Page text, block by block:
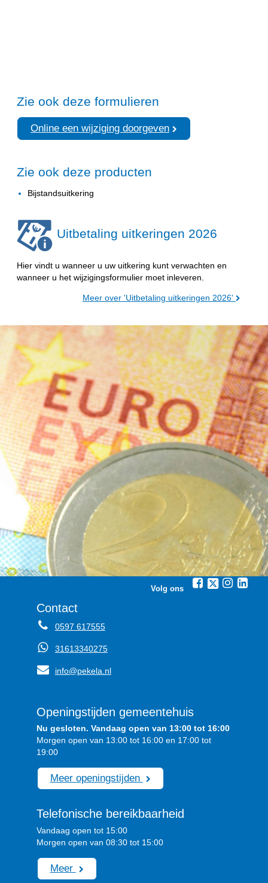
Zie ook deze formulieren
Online een wijziging doorgeven
Zie ook deze producten
Bijstandsuitkering
Uitbetaling uitkeringen 2026
Hier vindt u wanneer u uw uitkering kunt verwachten en
wanneer u het wijzigingsformulier moet inleveren.
Meer over 'Uitbetaling uitkeringen 2026'
Volg ons
Contact
0597 617555
31613340275
info@pekela.nl
Openingstijden gemeentehuis
Nu gesloten. Vandaag open van 13:00 tot 16:00
Morgen open van 13:00 tot 16:00 en 17:00 tot
19:00
Meer openingstijden
Telefonische bereikbaarheid
Vandaag open tot 15:00
Morgen open van 08:30 tot 15:00
Meer